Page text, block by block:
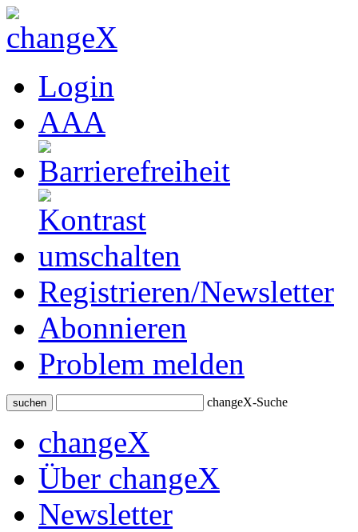
Login
AAA
Registrieren/Newsletter
Abonnieren
Problem melden
suchen changeX-Suche
changeX
Über changeX
Newsletter